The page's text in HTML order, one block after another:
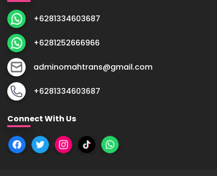
+6281334603687
+6281252666966
adminomahtrans@gmail.com
+6281334603687
Connect With Us